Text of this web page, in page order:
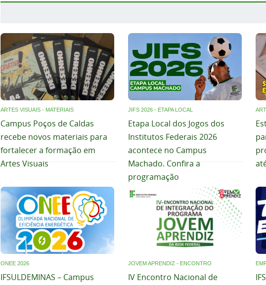
ARTES VISUAIS - MATERIAIS
Campus Poços de Caldas
recebe novos materiais para
fortalecer a formação em
Artes Visuais
JIFS 2026 - ETAPA LOCAL
Etapa Local dos Jogos dos
Institutos Federais 2026
acontece no Campus
Machado. Confira a
programação
ONEE 2026
IFSULDEMINAS – Campus
JOVEM APRENDIZ - ENCONTRO
IV Encontro Nacional de